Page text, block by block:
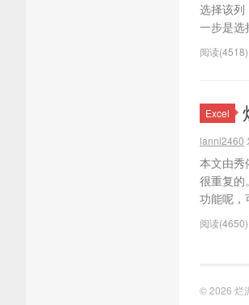
选择该列
一步是选
阅读(4518)
Excel
lanni2460
本文由秀
很重复的
功能呢，
阅读(4650)
© 2026 烂